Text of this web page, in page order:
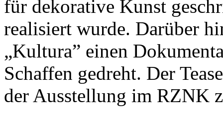
für dekorative Kunst
realisiert wurde. Darüber
„Kultura” einen
Schaffen gedreht. Der
der Ausstellung im RZNK